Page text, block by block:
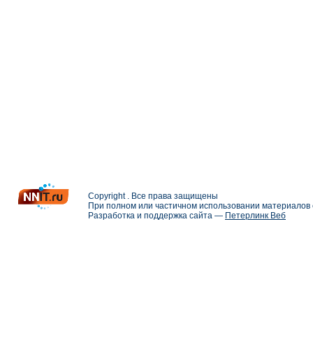
Copyright . Все права защищены
При полном или частичном использовании
Разработка и поддержка сайта — Петерлинк Веб